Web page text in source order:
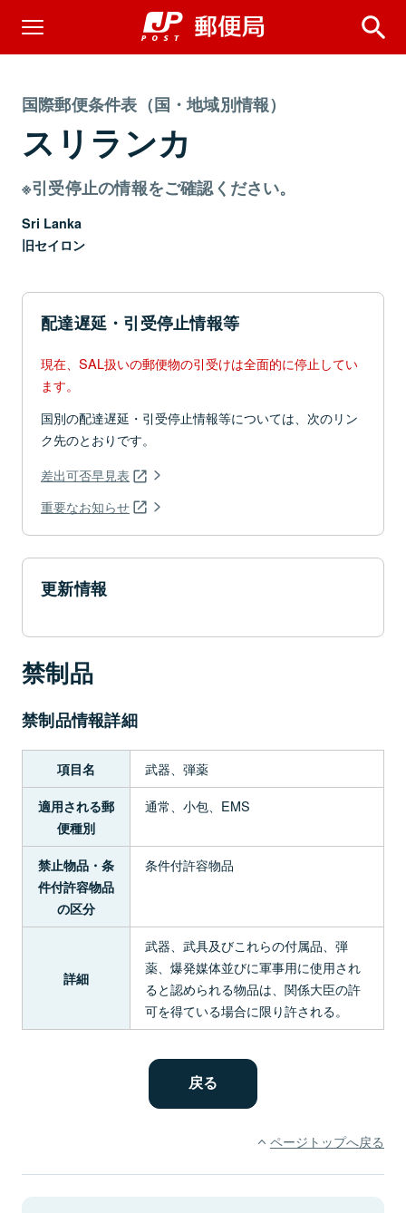
国際郵便条件表（国・地域別情報）
スリランカ
※引受停止の情報をご確認ください。
Sri Lanka
旧セイロン
配達遅延・引受停止情報等
現在、SAL扱いの郵便物の引受けは全面的に停止してい
ます。
国別の配達遅延・引受停止情報等については、次のリン
ク先のとおりです。
差出可否早見表
重要なお知らせ
更新情報
禁制品
禁制品情報詳細
項目名 武器、弾薬
適用される郵
便種別
通常、小包、EMS
禁止物品・条
件付許容物品
の区分
条件付許容物品
詳細
武器、武具及びこれらの付属品、弾
薬、爆発媒体並びに軍事用に使用され
ると認められる物品は、関係大臣の許
可を得ている場合に限り許される。
ページトップへ戻る